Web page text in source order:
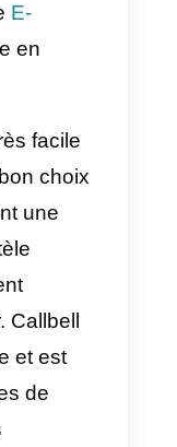
décision
entreprise et
ressources
une
un point
le coût de la